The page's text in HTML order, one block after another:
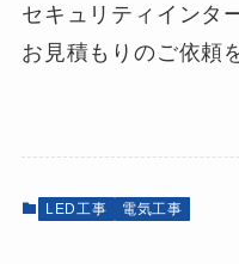
セキュリティインタ
お見積もりのご依頼
LED工事 電気工事